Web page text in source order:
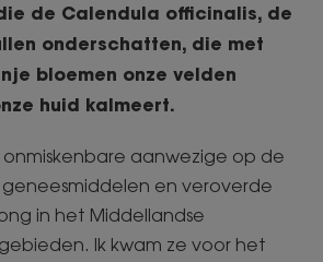
de Calendula officinalis, de
onderschatten, die met
bloemen onze velden
huid kalmeert.
aanwezige op de
geneesmiddelen en veroverde
in het Middellandse
Ik kwam ze voor het